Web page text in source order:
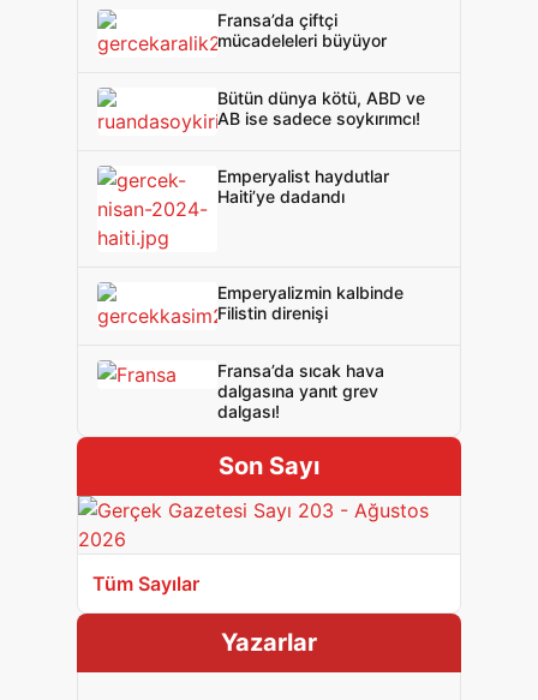
Fransa’da çiftçi
mücadeleleri büyüyor
Bütün dünya kötü, ABD ve
AB ise sadece soykırımcı!
Emperyalist haydutlar
Haiti’ye dadandı
Emperyalizmin kalbinde
Filistin direnişi
Fransa’da sıcak hava
dalgasına yanıt grev
dalgası!
Son Sayı
Tüm Sayılar
Yazarlar